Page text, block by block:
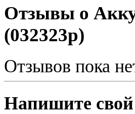
Отзывы о
(032323p)
Отзывов пока
Напишите